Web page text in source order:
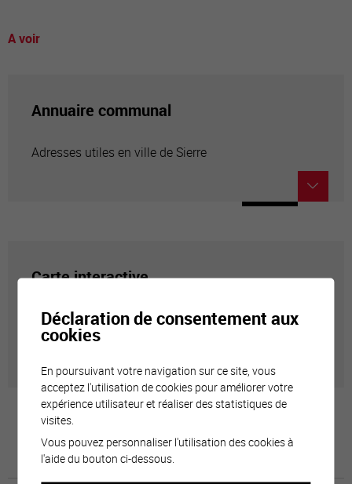
A voir
Annuaire communal
Adresses utiles en ville de Sierre
Carte interactive
Géolocalisation de tous les points d'intérêt de la Ville
de Sierre.
Déclaration de consentement aux
cookies
En poursuivant votre navigation sur ce site, vous
acceptez l'utilisation de cookies pour améliorer votre
expérience utilisateur et réaliser des statistiques de
visites.
Vous pouvez personnaliser l'utilisation des cookies à
l'aide du bouton ci-dessous.